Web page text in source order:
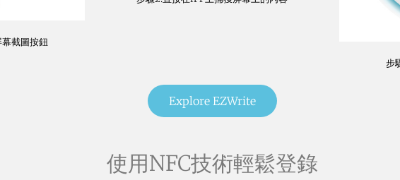
截圖按鈕
步
Explore EZWrite
使用NFC技術輕鬆登錄